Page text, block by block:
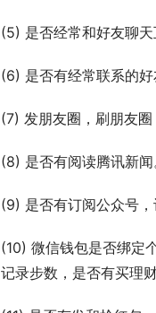
(5) 是否经常和好友聊天
(6) 是否有经常联系的好
(7) 发朋友圈，刷朋友圈
(8) 是否有阅读腾讯新闻
(9) 是否有订阅公众号，
(10) 微信钱包是否绑定
记录步数，是否有买理